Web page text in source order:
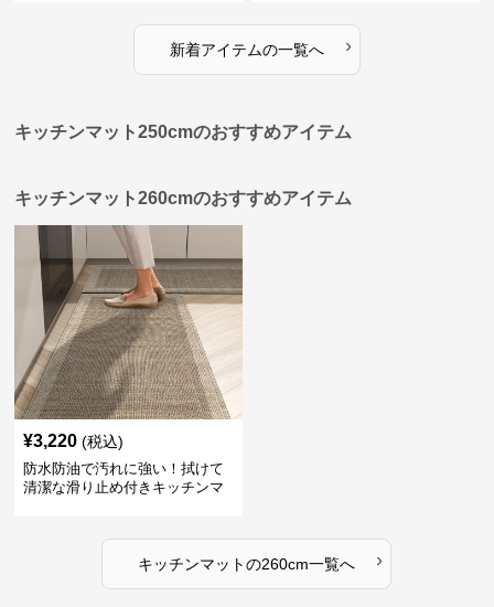
新着アイテムの一覧へ ›
キッチンマット250cmのおすすめアイテム
キッチンマット260cmのおすすめアイテム
¥3,220 (税込)
防水防油で汚れに強い！拭けて
清潔な滑り止め付きキッチンマ
キッチンマットの260cm一覧へ ›